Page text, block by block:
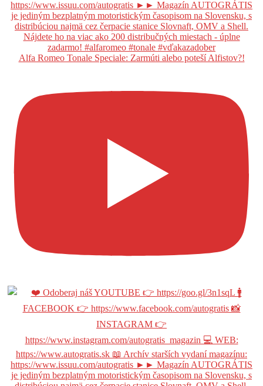
Alfa Romeo Tonale Speciale: Zarmúti alebo poteší Alfistov?!